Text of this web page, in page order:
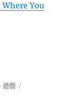
Where You
遊戲